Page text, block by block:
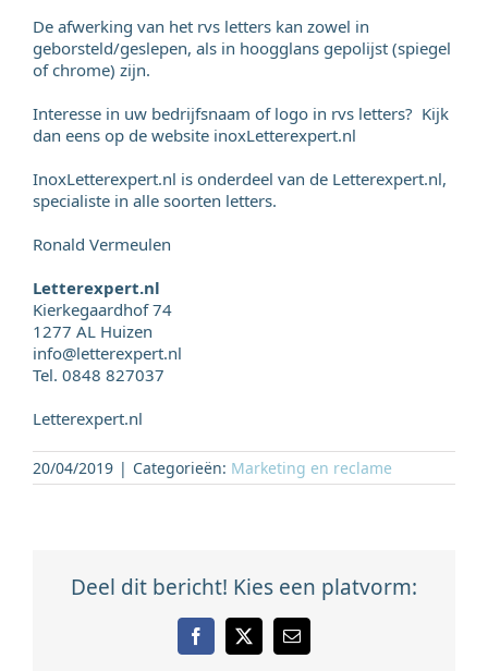
De afwerking van het rvs letters kan zowel in
geborsteld/geslepen, als in hoogglans gepolijst (spiegel
of chrome) zijn.
Interesse in uw bedrijfsnaam of logo in rvs letters? Kijk
dan eens op de website inoxLetterexpert.nl
InoxLetterexpert.nl is onderdeel van de Letterexpert.nl,
specialiste in alle soorten letters.
Ronald Vermeulen
Letterexpert.nl
Kierkegaardhof 74
1277 AL Huizen
info@letterexpert.nl
Tel. 0848 827037
Letterexpert.nl
20/04/2019 | Categorieën: Marketing en reclame
Deel dit bericht! Kies een platvorm:
Facebook
X
E-
mail